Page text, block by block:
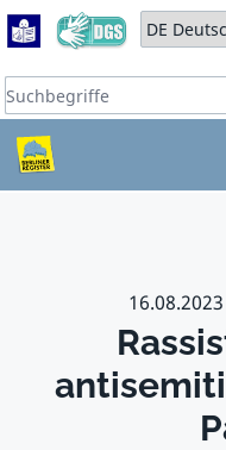
Zum Hauptbereich
Zum Hauptmenü
Sprache auswählen:
Suchbegriffe:
16.08.2023